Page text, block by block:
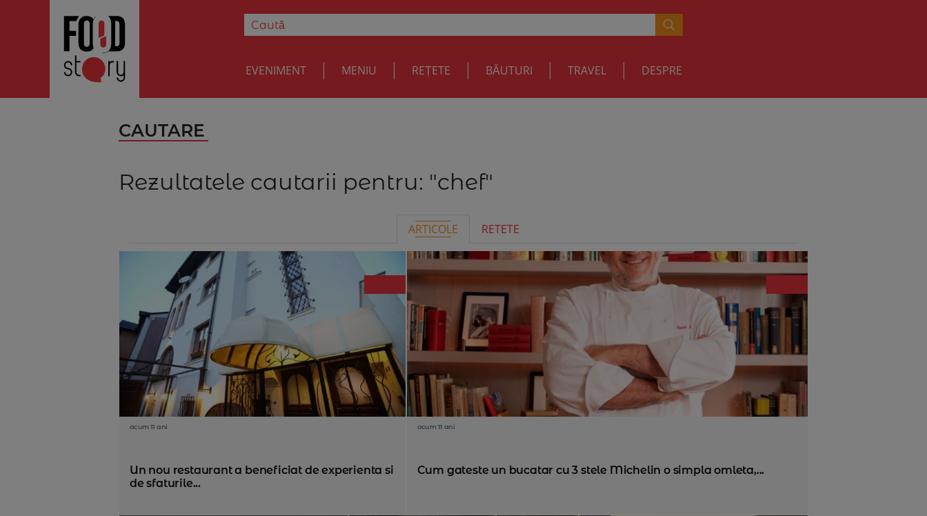
EVENIMENT MENIU REȚETE BĂUTURI TRAVEL DESPRE
CAUTARE
Rezultatele cautarii pentru: "chef"
ARTICOLE RETETE
acum 11 ani
Un nou restaurant a beneficiat de experienta si
de sfaturile...
acum 11 ani
Cum gateste un bucatar cu 3 stele Michelin o simpla omleta,...